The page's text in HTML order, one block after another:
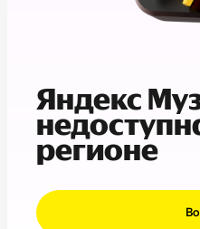
Яндекс
регионе